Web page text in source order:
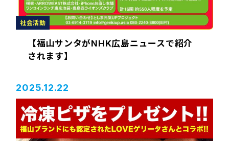
社会活動
【福山サンタがNHK広島ニュースで紹介
されます】
2025.12.22